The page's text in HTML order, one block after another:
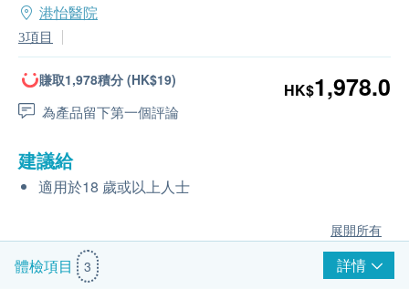
港怡醫院
3項目
賺取1,978積分 (HK$19)
為產品留下第一個評論
HK$1,978.0
建議給
適用於18 歲或以上人士
展開所有
體檢項目 3 詳情